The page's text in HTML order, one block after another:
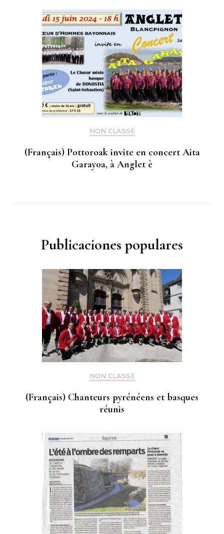
NON CLASSÉ
(Français) Pottoroak invite en concert Aita
Garayoa, à Anglet è
Publicaciones populares
NON CLASSÉ
(Français) Chanteurs pyrénéens et basques
réunis